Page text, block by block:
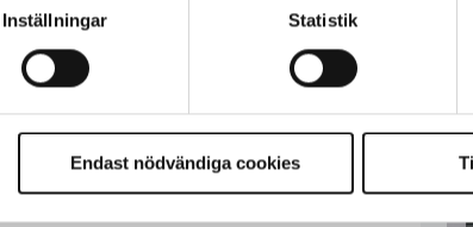
Inställningar Statistik
Endast nödvändiga cookies